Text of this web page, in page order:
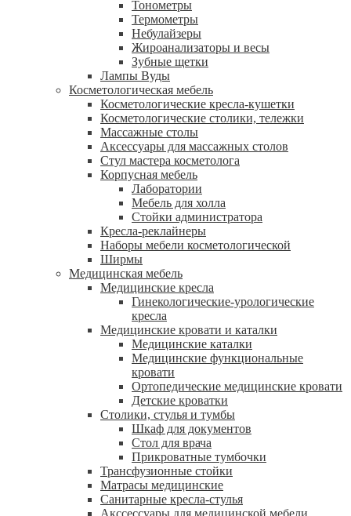
Тонометры
Термометры
Небулайзеры
Жироанализаторы и весы
Зубные щетки
Лампы Вуды
Косметологическая мебель
Косметологические кресла-кушетки
Косметологические столики, тележки
Массажные столы
Аксессуары для массажных столов
Стул мастера косметолога
Корпусная мебель
Лаборатории
Мебель для холла
Стойки администратора
Кресла-реклайнеры
Наборы мебели косметологической
Ширмы
Медицинская мебель
Медицинские кресла
Гинекологические-урологические
кресла
Медицинские кровати и каталки
Медицинские каталки
Медицинские функциональные
кровати
Ортопедические медицинские кровати
Детские кроватки
Столики, стулья и тумбы
Шкаф для документов
Стол для врача
Прикроватные тумбочки
Трансфузионные стойки
Матрасы медицинские
Санитарные кресла-стулья
Акссессуары для медицинской мебели